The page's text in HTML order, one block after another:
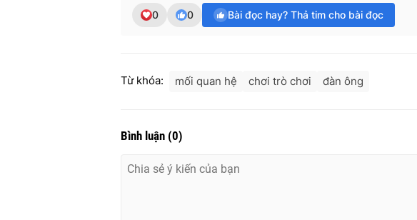
0 0 Bài đọc hay? Thả tim cho bài đọc
Từ khóa: mối quan hệ chơi trò chơi đàn ông
Bình luận (0)